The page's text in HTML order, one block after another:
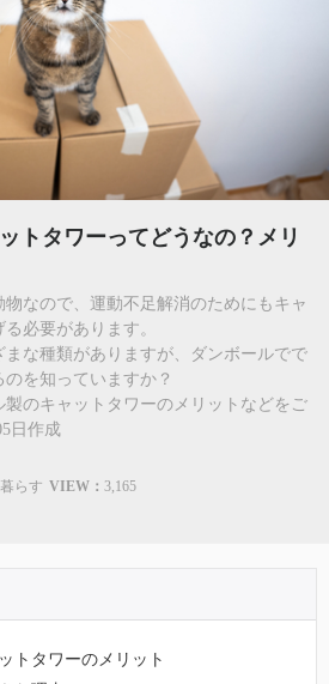
トタワーってどうなの？メリ
なので、運動不足解消のためにもキャ
必要があります。
な種類がありますが、ダンボールでで
を知っていますか？
製のキャットタワーのメリットなどをご
日作成
らす VIEW： 3,165
トタワーのメリット